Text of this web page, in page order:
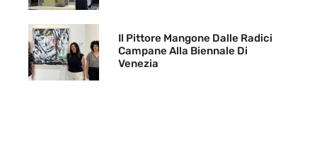
Il Pittore Mangone Dalle Radici
Campane Alla Biennale Di
Venezia